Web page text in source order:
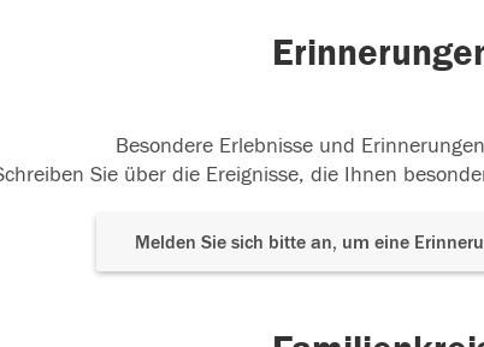
Besondere Erlebnisse und
Sie über die Ereignisse, die Ihnen
Melden Sie sich bitte an, um eine